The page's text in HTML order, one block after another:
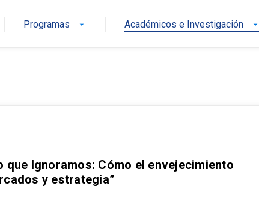
Programas arrow_drop_down Académicos e Investigación arrow_drop_down
que Ignoramos: Cómo el envejecimiento
y estrategia”